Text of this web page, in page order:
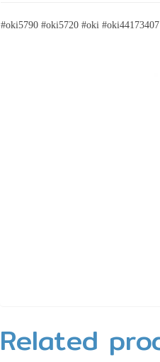
#oki5790 #oki5720 #oki #oki44173407
Related